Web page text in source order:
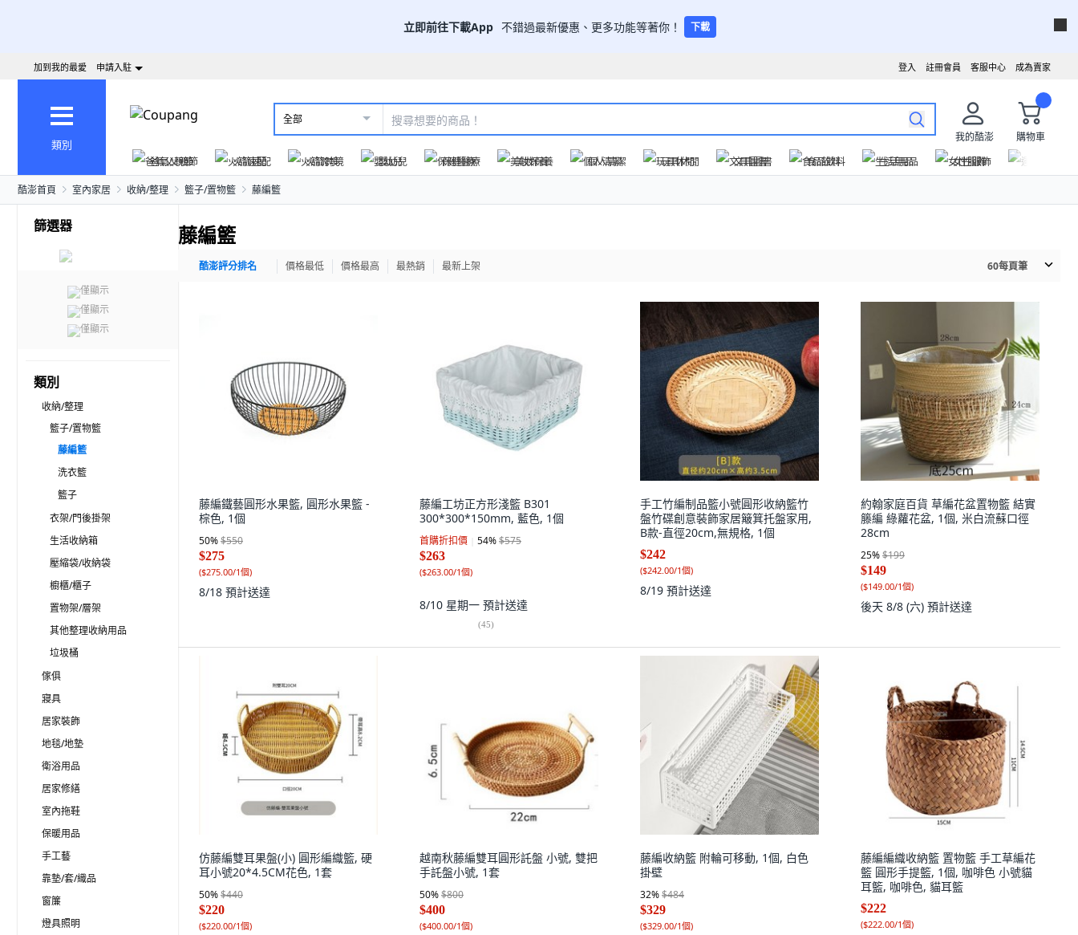
立即前往下載App 不錯過最新優惠、更多功能等著你！ 下載
成為賣家
客服中心
註冊會員
登入
加到我的最愛 申請入駐
類別
全部
我的酷澎
購物車
爸氣父親節
火箭速配 火箭跨境 嬰幼兒 保健醫療 美妝保養 個人清潔 玩具休閒 文具圖書 食品飲料 生活用品 女性服飾
酷澎首頁 室內家居 收納/整理 籃子/置物籃 藤編籃
篩選器
僅顯示
僅顯示
僅顯示
類別
收納/整理
籃子/置物籃
藤編籃
洗衣籃
籃子
衣架/門後掛架
生活收納箱
壓縮袋/收納袋
櫥櫃/櫃子
置物架/層架
其他整理收納用品
垃圾桶
傢俱
寢具
居家裝飾
地毯/地墊
衛浴用品
居家修繕
室內拖鞋
保暖用品
手工藝
靠墊/套/織品
窗簾
燈具照明
藤編籃
酷澎評分排名 價格最低 價格最高 最熱銷 最新上架 60每頁筆
藤編鐵藝圓形水果籃, 圓形水果籃 -
棕色, 1個
50%$550
$275
($275.00/1個)
8/18 預計送達
藤編工坊正方形淺籃 B301
300*300*150mm, 藍色, 1個
首購折扣價 54%$575
$263
($263.00/1個)
8/10 星期一 預計送達
(45)
手工竹編制品籃小號圓形收納籃竹
盤竹碟創意裝飾家居簸箕托盤家用,
B款-直徑20cm,無規格, 1個
$242
($242.00/1個)
8/19 預計送達
約翰家庭百貨 草編花盆置物籃 結實
籐編 綠蘿花盆, 1個, 米白流蘇口徑
28cm
25%$199
$149
($149.00/1個)
後天 8/8 (六) 預計送達
仿藤編雙耳果盤(小) 圓形編織籃, 硬
耳小號20*4.5CM花色, 1套
50%$440
$220
($220.00/1個)
越南秋藤編雙耳圓形託盤 小號, 雙把
手託盤小號, 1套
50%$800
$400
($400.00/1個)
藤編收納籃 附輪可移動, 1個, 白色
掛壁
32%$484
$329
($329.00/1個)
藤編編織收納籃 置物籃 手工草編花
籃 圓形手提籃, 1個, 咖啡色 小號貓
耳籃, 咖啡色, 貓耳籃
$222
($222.00/1個)